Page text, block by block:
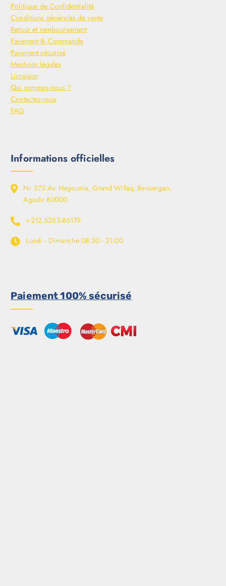
Politique de Confidentialité
Conditions générales de vente
Retour et remboursement
Paiement & Commande
Paiement sécurisé
Mentions légales
Livraison
Qui sommes-nous ?
Contactez-nous
FAQ
Informations officielles
Nr 373 Av. Hagounia, Grand Wifaq, Bensergao,
Agadir 80000
+212 5283-86179
Lundi - Dimanche 08:30 - 21:00
Paiement 100% sécurisé